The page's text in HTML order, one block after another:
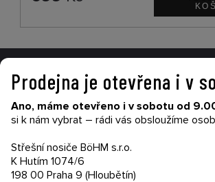
VŠE O NÁKUPU
Garance nákupu
Obchodní podmínky
Prodejna je otevřena i v
Ano, máme otevřeno i v sobotu od
si k nám vybrat – rádi vás obsloužíme
Střešní nosiče BöHM s.r.o.
K Hutím 1074/6
198 00 Praha 9 (Hloubětín)